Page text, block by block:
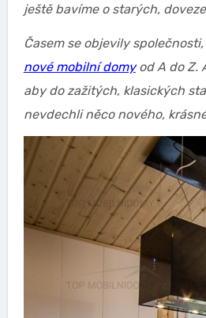
ještě bavíme o starých,
Časem se objevily
nové mobilní domyod A do Z.
aby do zažitých, klasických
nevdechli něco nového,